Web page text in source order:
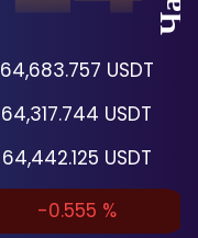
64,683.757 USDT
64,317.744 USDT
64,442.125 USDT
-0.555 %